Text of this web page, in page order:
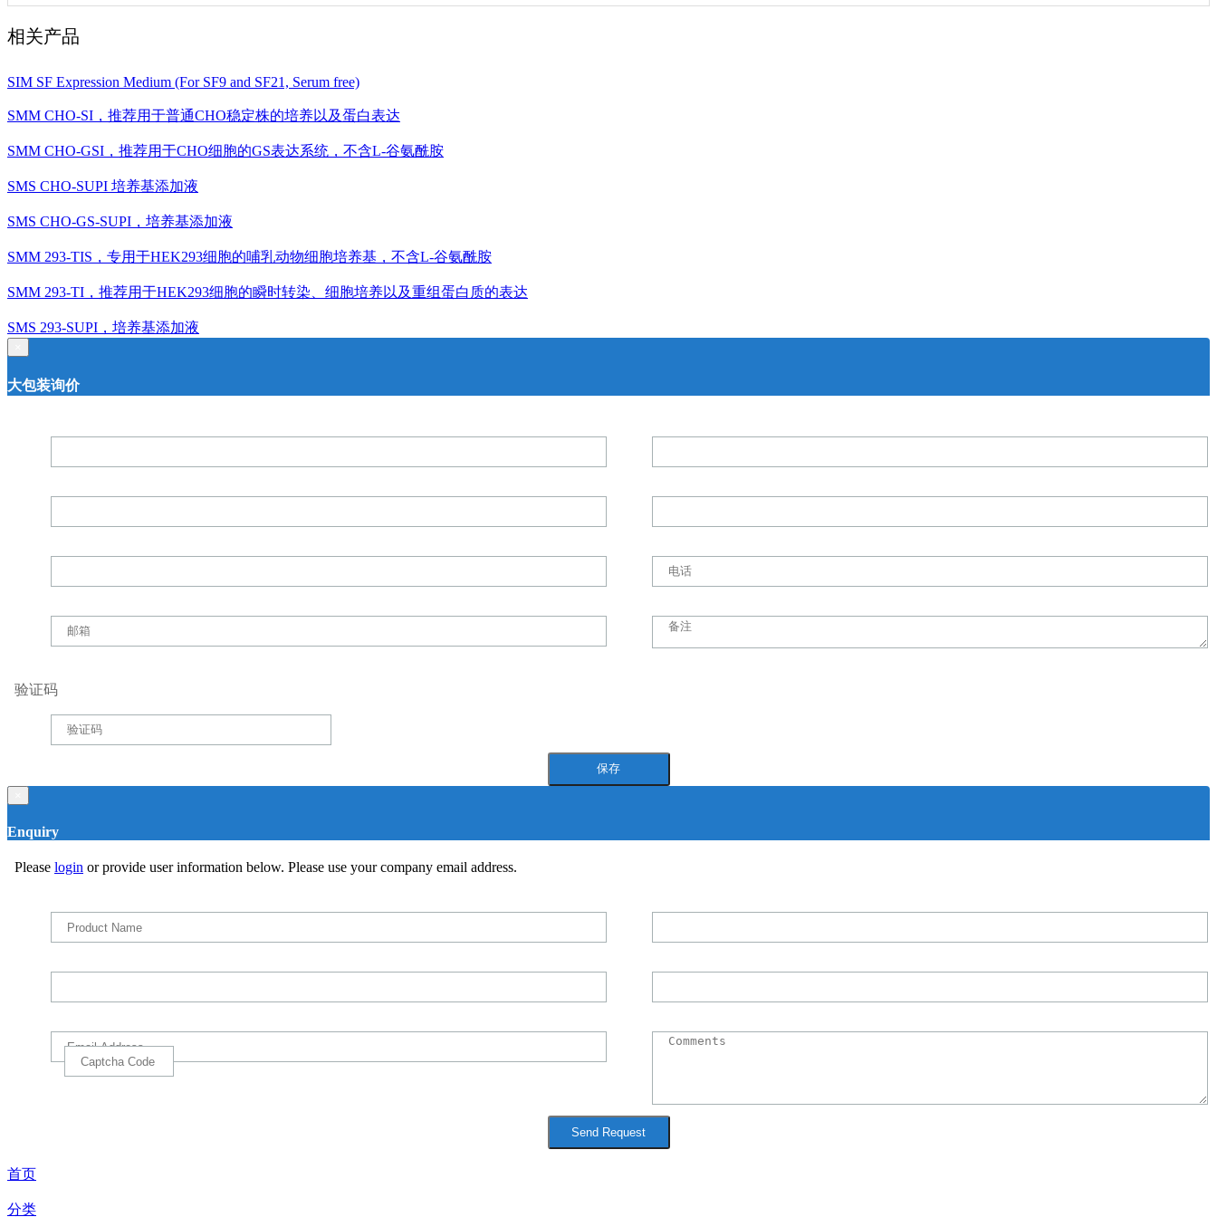
相关产品
SIM SF Expression Medium (For SF9 and SF21, Serum free)
SMM CHO-SI，推荐用于普通CHO稳定株的培养以及蛋白表达
SMM CHO-GSI，推荐用于CHO细胞的GS表达系统，不含L-谷氨酰胺
SMS CHO-SUPI 培养基添加液
SMS CHO-GS-SUPI，培养基添加液
SMM 293-TIS，专用于HEK293细胞的哺乳动物细胞培养基，不含L-谷氨酰胺
SMM 293-TI，推荐用于HEK293细胞的瞬时转染、细胞培养以及重组蛋白质的表达
SMS 293-SUPI，培养基添加液
大包装询价
验证码
Enquiry
Please login or provide user information below. Please use your company email address.
首页
分类